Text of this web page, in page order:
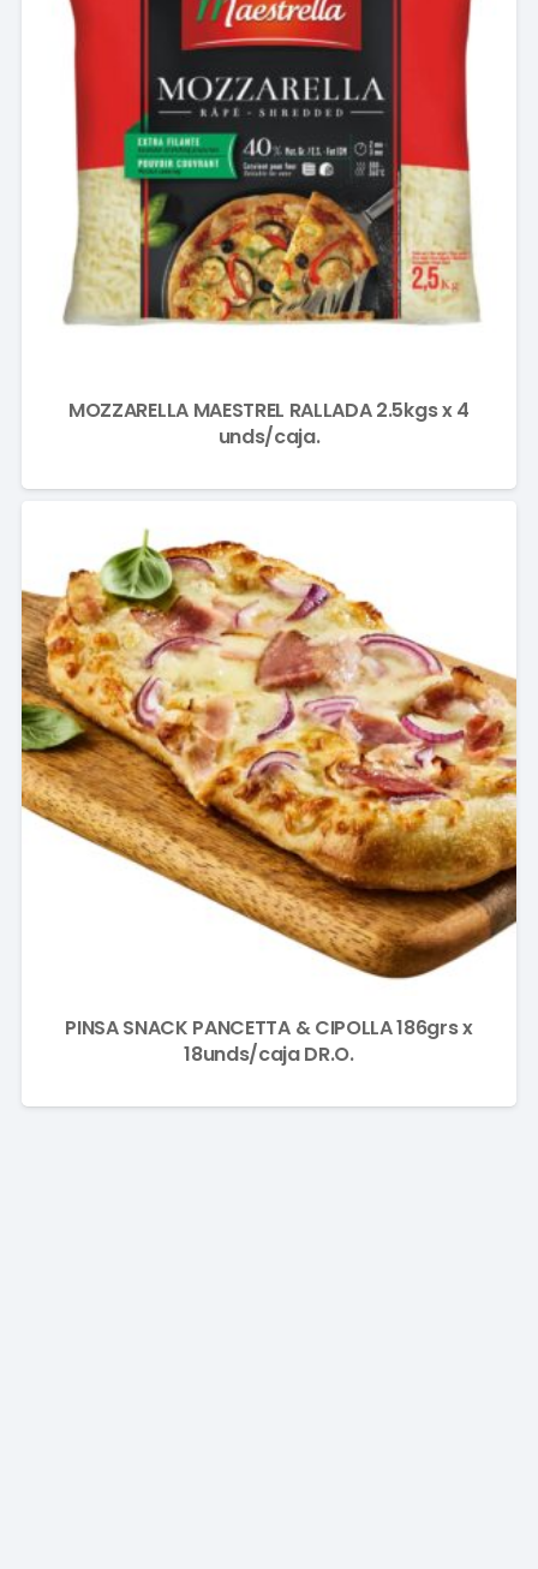
MOZZARELLA MAESTREL RALLADA 2.5kgs x 4
unds/caja.
PINSA SNACK PANCETTA & CIPOLLA 186grs x
18unds/caja DR.O.